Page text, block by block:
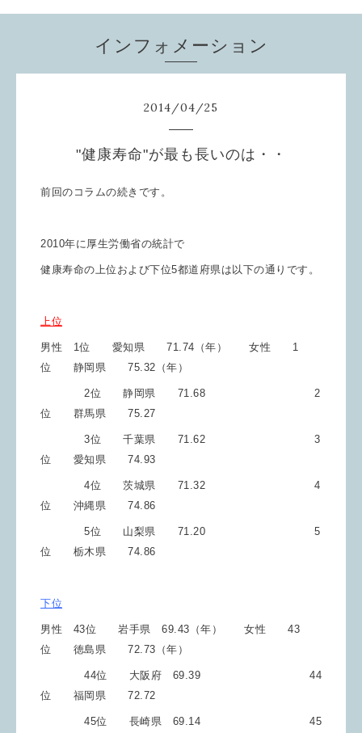
インフォメーション
2014/04/25
"健康寿命"が最も長いのは・・
前回のコラムの続きです。
2010年に厚生労働省の統計で
健康寿命の上位および下位5都道府県は以下の通りです。
上位
男性 1位 愛知県 71.74（年） 女性 1
位 静岡県 75.32（年）
2位 静岡県 71.68 2
位 群馬県 75.27
3位 千葉県 71.62 3
位 愛知県 74.93
4位 茨城県 71.32
4
位 沖縄県 74.86
5位 山梨県 71.20 5
位 栃木県 74.86
下位
男性 43位 岩手県 69.43（年） 女性 43
位 徳島県 72.73（年）
44位 大阪府 69.39 44
位 福岡県 72.72
45位 長崎県 69.14 45